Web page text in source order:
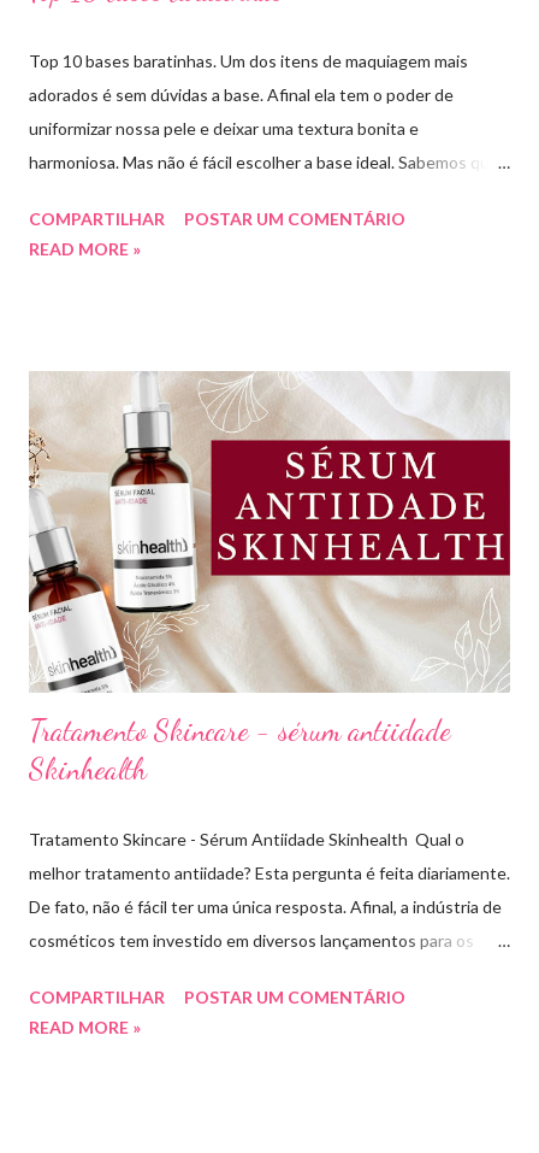
Top 10 bases baratinhas. Um dos itens de maquiagem mais
adorados é sem dúvidas a base. Afinal ela tem o poder de
uniformizar nossa pele e deixar uma textura bonita e
harmoniosa. Mas não é fácil escolher a base ideal. Sabemos que
hoje eu trouxe uma top lista com 10 bases nacionais com ótimo
Lima. Compartilhando dicas de produtos, resenhas, rotinas de
beleza, bem-estar e autoestima. TOP 10 BASES BARATINHAS
Escolher uma boa base para a maquiagem não é algo tão simples.
Afinal temos que avaliar para qual tipo de pele, tonalidade,
subtom, ativos (se for o caso) e ainda o preço. Neste vídeo do
meu canal mostrei como vocês podem comprar uma base sem
errar na cor. É um site que tem salvado minha vida,...
COMPARTILHAR
POSTAR UM COMENTÁRIO
READ MORE »
Tratamento Skincare - sérum antiidade
Skinhealth
Tratamento Skincare - Sérum Antiidade Skinhealth Qual o
melhor tratamento antiidade? Esta pergunta é feita diariamente.
De fato, não é fácil ter uma única resposta. Afinal, a indústria de
cosméticos tem investido em diversos lançamentos para os
skincare tem buscado evitar os sinais de envelhecimento, antes
COMPARTILHAR
POSTAR UM COMENTÁRIO
READ MORE »